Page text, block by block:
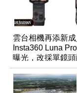
雲台相機再添新成
Insta360 Luna
曝光，改採單鏡